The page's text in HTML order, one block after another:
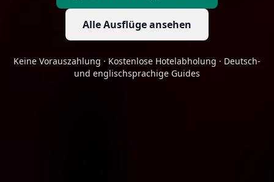
Alle Ausflüge ansehen
Keine Vorauszahlung · Kostenlose Hotelabholung · Deutsch-
und englischsprachige Guides